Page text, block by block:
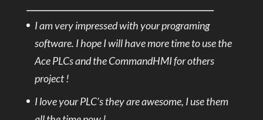
I am very impressed with your programing
software. I hope I will have more time to use the
Ace PLCs and the CommandHMI for others
project !
I love your PLC’s they are awesome, I use them